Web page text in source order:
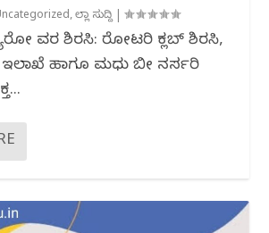
,ಜಿಲ್ಲಾ ಸುದ್ದಿ |
ವರದಿ ಶಿರಸಿ: ರೋಟರಿ ಕ್ಲಬ್ ಶಿರಸಿ,
ಹಾಗೂ ಮಧು ಬೀ ನರ್ಸರಿ